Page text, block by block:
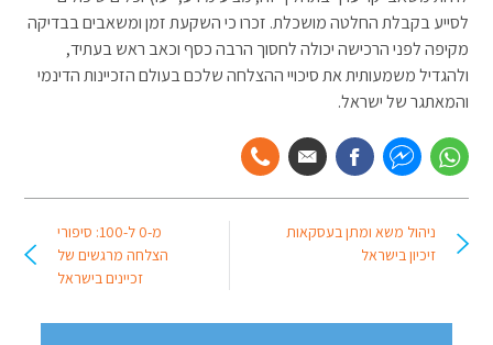
לסייע בקבלת החלטה מושכלת. זכרו כי השקעת זמן ומשאבים בבדיקה
מקיפה לפני הרכישה יכולה לחסוך הרבה כסף וכאב ראש בעתיד,
ולהגדיל משמעותית את סיכויי ההצלחה שלכם בעולם הזכיינות הדינמי
והמאתגר של ישראל.
ניהול משא ומתן בעסקאות
זיכיון בישראל
מ-0 ל-100: סיפורי
הצלחה מרגשים של
זכיינים בישראל